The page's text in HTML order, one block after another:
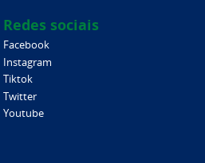
Redes sociais
Facebook
Instagram
Tiktok
Twitter
Youtube